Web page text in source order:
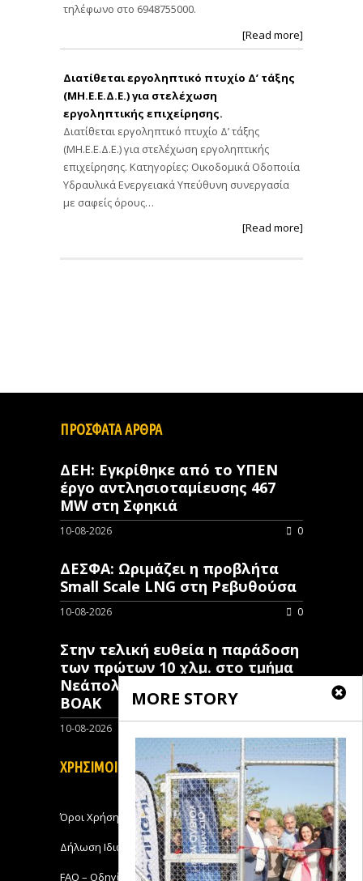
τηλέφωνο στο 6948755000.
[Read more]
Διατίθεται εργοληπτικό πτυχίο Δ’ τάξης
(ΜΗ.Ε.Ε.Δ.Ε.) για στελέχωση
εργοληπτικής επιχείρησης.
Διατίθεται εργοληπτικό πτυχίο Δ’ τάξης
(ΜΗ.Ε.Ε.Δ.Ε.) για στελέχωση εργοληπτικής
επιχείρησης. Κατηγορίες: Οικοδομικά Οδοποιία
Υδραυλικά Ενεργειακά Υπεύθυνη συνεργασία
με σαφείς όρους…
[Read more]
MORE STORY
ΠΡΟΣΦΑΤΑ ΑΡΘΡΑ
ΔΕΗ: Εγκρίθηκε από το ΥΠΕΝ
έργο αντλησιοταμίευσης 467
MW στη Σφηκιά
10-08-2026 0
ΔΕΣΦΑ: Ωριμάζει η προβλήτα
Small Scale LNG στη Ρεβυθούσα
10-08-2026 0
Στην τελική ευθεία η παράδοση
των πρώτων 10 χλμ. στο τμήμα
Νεάπολη – Άγιος Νικόλαος του
ΒΟΑΚ
10-08-2026
ΧΡΗΣΙΜΟΙ ΣΥΝΔΕΣΜΟΙ
Όροι Χρήσης
Δήλωση Ιδιωτικότητας
FAQ – Οδηγίες Χρήσης